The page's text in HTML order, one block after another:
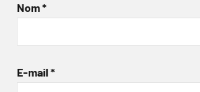
Nom*
E-mail *